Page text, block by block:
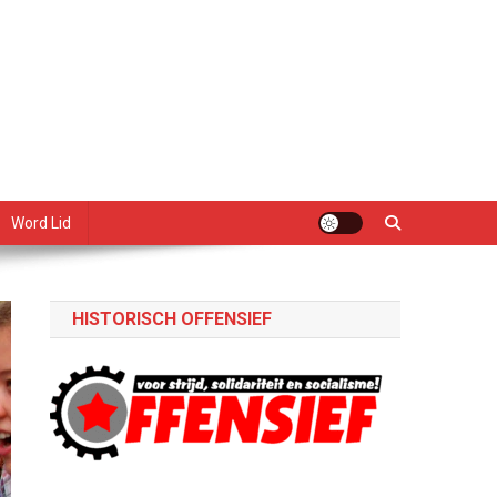
Word Lid
HISTORISCH OFFENSIEF